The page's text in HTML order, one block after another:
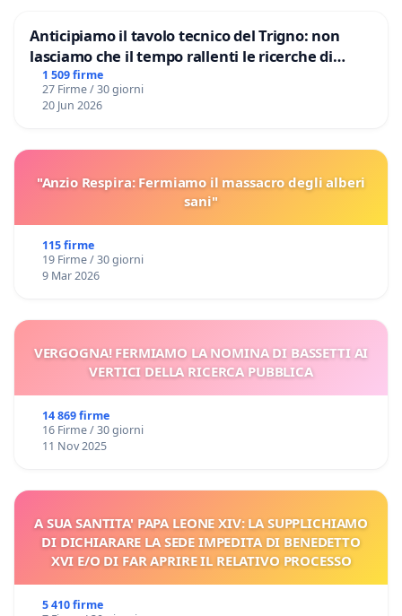
Anticipiamo il tavolo tecnico del Trigno: non
lasciamo che il tempo rallenti le ricerche di
Domenico Racanati
1 509 firme
27 Firme / 30 giorni
20 Jun 2026
"Anzio Respira: Fermiamo il massacro degli alberi
sani"
115 firme
19 Firme / 30 giorni
9 Mar 2026
VERGOGNA! FERMIAMO LA NOMINA DI BASSETTI AI
VERTICI DELLA RICERCA PUBBLICA
14 869 firme
16 Firme / 30 giorni
11 Nov 2025
A SUA SANTITA' PAPA LEONE XIV: LA SUPPLICHIAMO
DI DICHIARARE LA SEDE IMPEDITA DI BENEDETTO
XVI E/O DI FAR APRIRE IL RELATIVO PROCESSO
5 410 firme